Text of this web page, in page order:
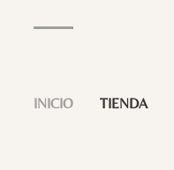
INICIO TIENDA